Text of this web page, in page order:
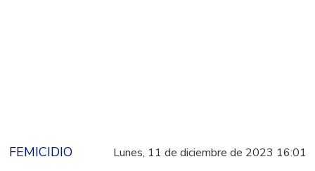
FEMICIDIO Lunes, 11 de diciembre de 2023 16:01